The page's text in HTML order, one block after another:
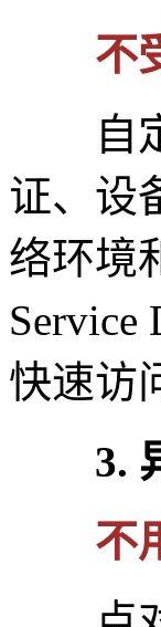
不受
自定
证、设
络环境
Service
快速访
3. 异
不用